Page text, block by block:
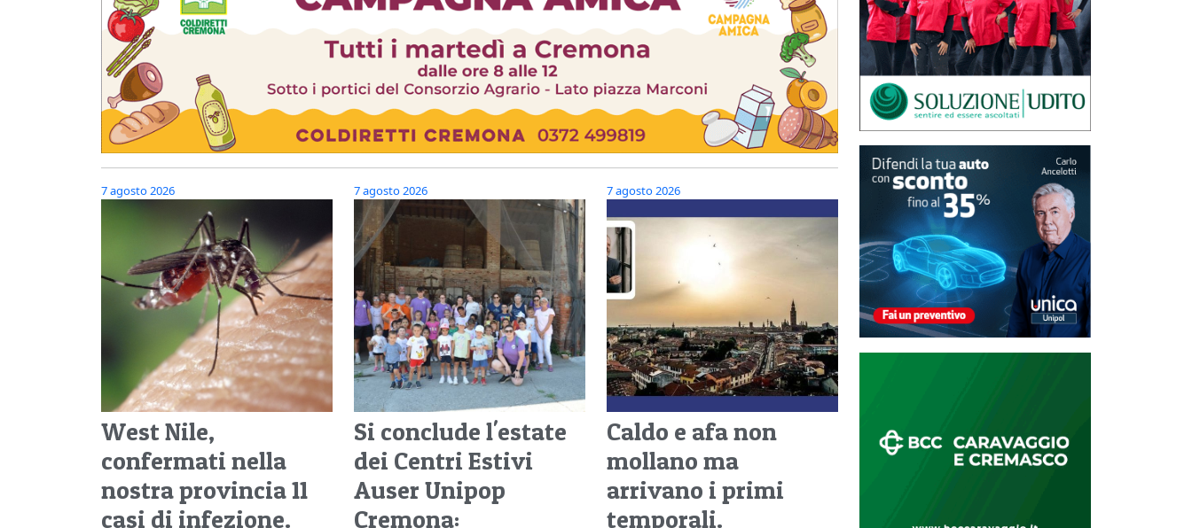
7 agosto 2026
West Nile,
confermati nella
nostra provincia 11
casi di infezione.
7 agosto 2026
Si conclude l'estate
dei Centri Estivi
Auser Unipop
Cremona:
7 agosto 2026
Caldo e afa non
mollano ma
arrivano i primi
temporali.